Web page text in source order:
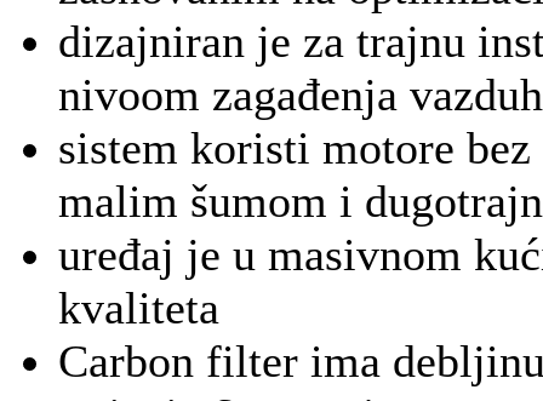
dizajniran je za trajnu
nivoom zagađenja
sistem koristi motore
malim šumom i
uređaj je u masivnom
kvaliteta
Carbon filter ima